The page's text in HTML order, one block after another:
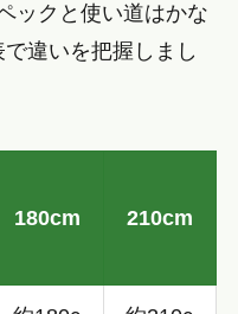
ックと使い道はかな
違いを把握しまし
180cm 210cm